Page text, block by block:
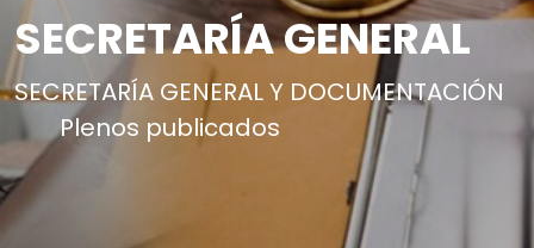
SECRETARÍA GENERAL
SECRETARÍA GENERAL Y DOCUMENTACIÓN
Plenos publicados